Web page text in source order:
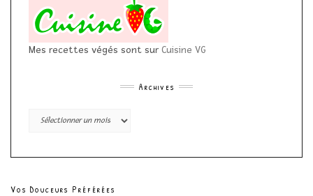
Mes recettes végés sont sur Cuisine VG
Archives
Archives
Vos Douceurs Préférées